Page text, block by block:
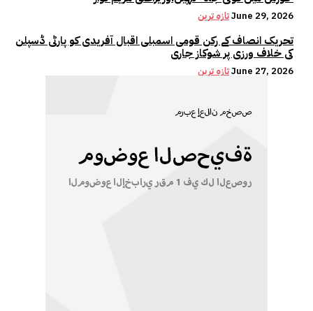
تازہ ترینJune 29, 2026
تحریک انصاف کے رکن قومی اسمبلی اقبال آفریدی کو پارٹی ڈسپلن
کی خلاف ورزی پر شوکاز جاری
تازہ ترینJune 27, 2026